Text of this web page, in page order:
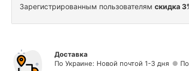
Зарегистрированным пользователям скидка
Доставка
По Украине: Новой почтой 1-3 дня